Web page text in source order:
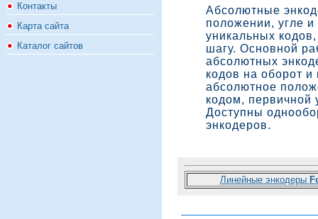
Контакты
Карта сайта
Каталог сайтов
Абсолютные
положении, угле
уникальных
шагу. Основной
абсолютных
кодов на оборот и
абсолютное
кодом, первичной
Доступны
энкодеров.
Линейные энкодеры